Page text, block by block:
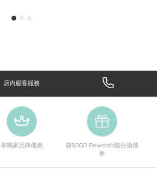
店內顧客服務
享獨家品牌優惠
賺SOGO Rewards積分換禮
券